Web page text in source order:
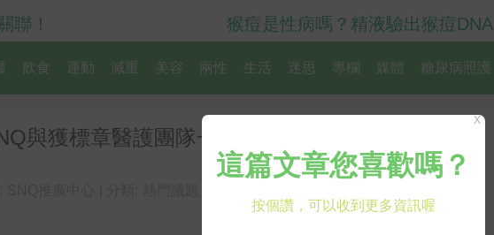
聯！ 猴痘是性病嗎？精液驗出猴痘DNA
飲食 運動 減重 美容 兩性 生活 迷思 專欄 媒體 糖尿病照護
與獲標章醫護團隊一直都在！
X